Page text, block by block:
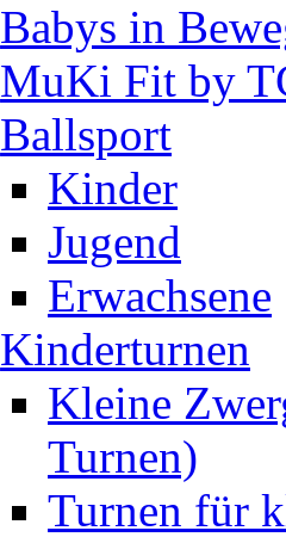
Babys in
MuKi Fit by
Ballsport
Kinder
Jugend
Erwachsene
Kinderturnen
Kleine
Turnen)
Turnen für